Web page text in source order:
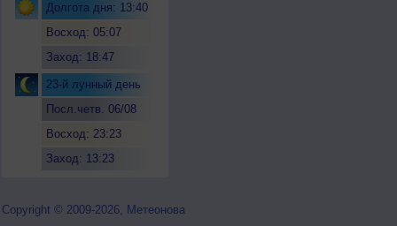
Долгота дня: 13:40
Восход: 05:07
Заход: 18:47
23-й лунный день
Посл.четв. 06/08
Восход: 23:23
Заход: 13:23
Copyright © 2009-2026, Метеонова